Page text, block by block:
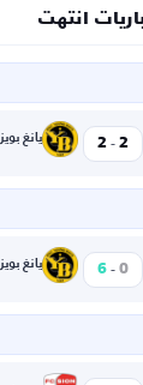
انتهت
2
-
2 يانغ بويز
0
-
6 يانغ بويز